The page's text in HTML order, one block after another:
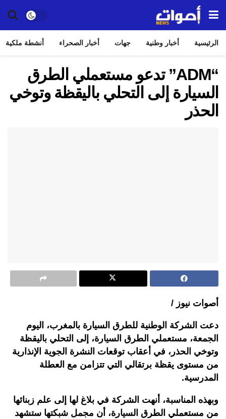
الرئيسية أخبار وطنية جهات أخبار الصحراء أنشطة ملكية
“ADM” تدعو مستعملي الطرق
السيارة إلى التحلي باليقظة وتوخي
الحذر
أصوات نيوز /
دعت الشركة الوطنية للطرق السيارة بالمغرب، اليوم
الجمعة، مستعملي الطرق السيارة، إلى التحلي باليقظة
وتوخي الحذر، في أعقاب توقعات النشرة الجوية الإنذارية
من مستوى يقظة برتقالي التي تتزامن مع العطلة
المدرسية.
وبهذه المناسبة، أنهت الشركة في بلاغ لها إلى علم زبنائها
من مستعملي الطرق السيارة، أن مجمل شبكتها ستشهد